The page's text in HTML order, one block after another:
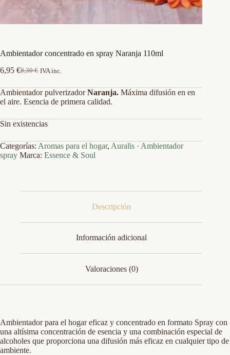
Ambientador concentrado en spray Naranja 110ml
8,30€
El
original
era:
6,95 €El
actual
es:
IVA inc.
Ambientador pulverizadorNaranja. Máxima difusión en en
el aire. Esencia de primera calidad.
Sin existencias
Categorías: Aromas para el hogar, Auralis · Ambientador
spray Marca: Essence & Soul
Descripción
Información adicional
Valoraciones (0)
Ambientador para el hogar eficaz y concentrado en formato Spray con
una altísima concentración de esencia y una combinación especial de
alcoholes que proporciona una difusión más eficaz en cualquier tipo de
ambiente.